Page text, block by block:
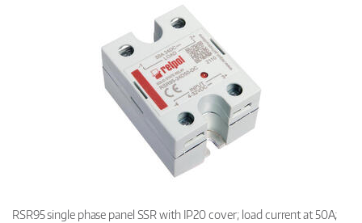
RSR95 single phase panel SSR with IP20 cover; load current at 50A;